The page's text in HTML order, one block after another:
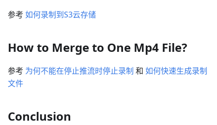
参考 如何录制到S3云存储
How to Merge to One Mp4 File?
参考 为何不能在停止推流时停止录制 和 如何快速生成录制
文件
Conclusion